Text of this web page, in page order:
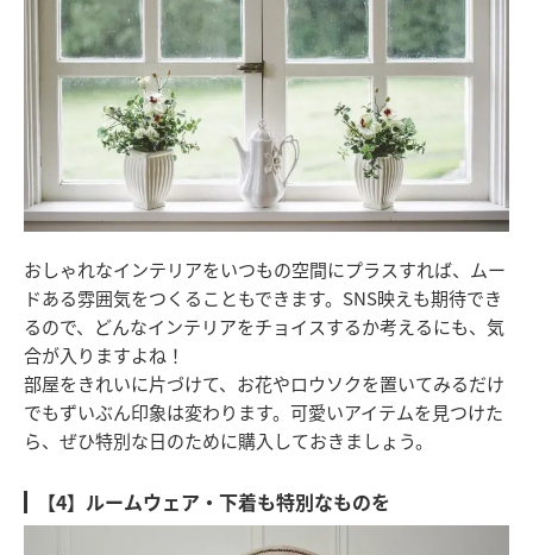
おしゃれなインテリアをいつもの空間にプラスすれば、ムー
ドある雰囲気をつくることもできます。SNS映えも期待でき
るので、どんなインテリアをチョイスするか考えるにも、気
合が入りますよね！
部屋をきれいに片づけて、お花やロウソクを置いてみるだけ
でもずいぶん印象は変わります。可愛いアイテムを見つけた
ら、ぜひ特別な日のために購入しておきましょう。
【4】ルームウェア・下着も特別なものを